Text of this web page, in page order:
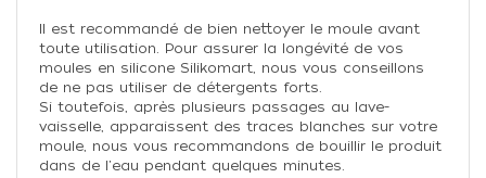
Il est recommandé de bien nettoyer le moule avant
toute utilisation. Pour assurer la longévité de vos
moules en silicone Silikomart, nous vous conseillons
de ne pas utiliser de détergents forts.
Si toutefois, après plusieurs passages au lave-
vaisselle, apparaissent des traces blanches sur votre
moule, nous vous recommandons de bouillir le produit
dans de l'eau pendant quelques minutes.